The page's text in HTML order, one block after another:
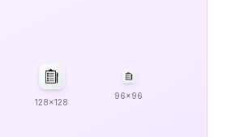
128x128
96x96